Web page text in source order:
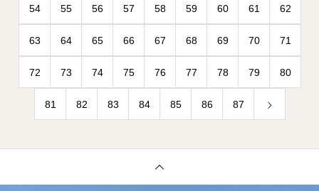
54 55 56 57 58 59 60 61 62
63 64 65 66 67 68 69 70 71
72 73 74 75 76 77 78 79 80
81 82 83 84 85 86 87